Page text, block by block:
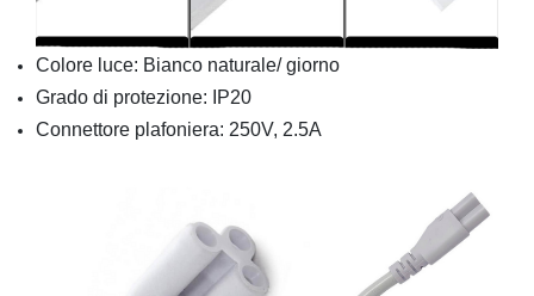
Colore luce: Bianco naturale/ giorno
Grado di protezione: IP20
Connettore plafoniera: 250V, 2.5A